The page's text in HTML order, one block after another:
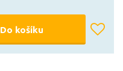
Do košíku